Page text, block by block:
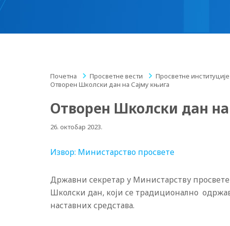
Почетна / Просветне вести / Просветне институције
Отворен Школски дан на Сајму књига
Отворен Школски дан
26. октобар 2023.
Извор: Министарство просвете
Државни секретар у Министарству
Школски дан, који се традиционално
наставних средстава.